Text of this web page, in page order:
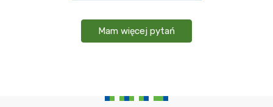
Mam więcej pytań